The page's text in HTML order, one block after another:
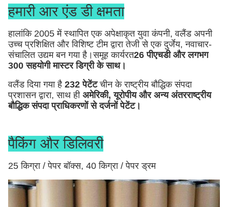
हमारी आर एंड डी क्षमता
हालांकि 2005 में स्थापित एक अपेक्षाकृत युवा कंपनी, वलैंड अपनी
उच्च प्रशिक्षित और विशिष्ट टीम द्वारा तेजी से एक दुर्जेय, नवाचार-
संचालित उद्यम बन गया है।समूह कार्यरत26 पीएचडी और लगभग
300 सहयोगी मास्टर डिग्री के साथ।
वलैंड दिया गया है 232 पेटेंटचीन के राष्ट्रीय बौद्धिक संपदा
प्रशासन द्वारा, साथ ही अमेरिकी, यूरोपीय और अन्य अंतरराष्ट्रीय
बौद्धिक संपदा प्राधिकरणों से दर्जनों पेटेंट।
पैकिंग और डिलिवरी
25 किग्रा / पेपर बॉक्स, 40 किग्रा / पेपर ड्रम